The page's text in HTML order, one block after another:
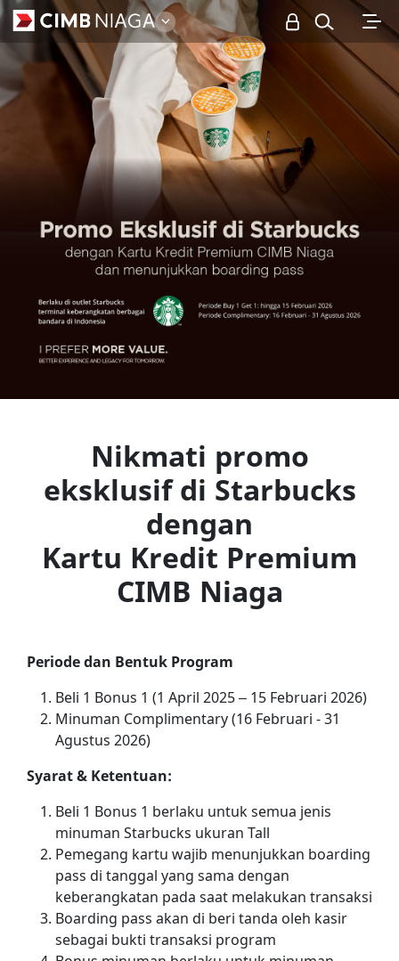
Personal
Nikmati promo
eksklusif di Starbucks
dengan
Kartu Kredit Premium
CIMB Niaga
Periode dan Bentuk Program
Beli 1 Bonus 1 (1 April 2025 – 15 Februari 2026)
Minuman Complimentary (16 Februari - 31
Agustus 2026)
Syarat & Ketentuan:
Beli 1 Bonus 1 berlaku untuk semua jenis
minuman Starbucks ukuran Tall
Pemegang kartu wajib menunjukkan boarding
pass di tanggal yang sama dengan
keberangkatan pada saat melakukan transaksi
Boarding pass akan di beri tanda oleh kasir
sebagai bukti transaksi program